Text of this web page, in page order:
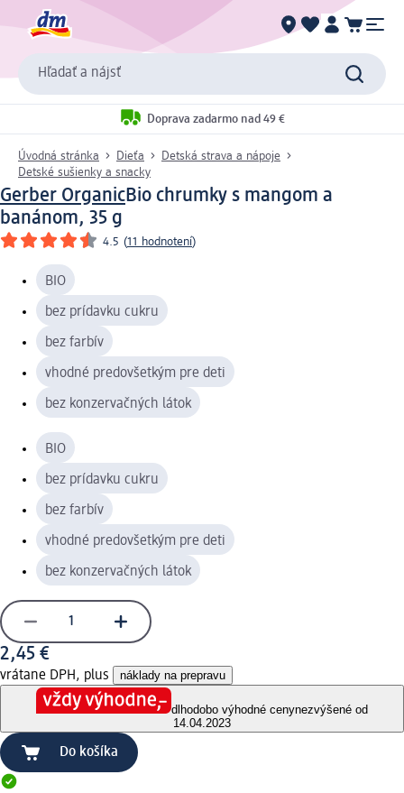
Hľadať a nájsť
Doprava zadarmo nad 49 €
Úvodná stránka Dieťa
Detská strava a nápoje
Detské sušienky a snacky
Gerber OrganicBio chrumky s mangom a
banánom, 35 g
4.5 (11 hodnotení)
BIO
bez prídavku cukru
bez farbív
vhodné predovšetkým pre deti
bez konzervačných látok
BIO
bez prídavku cukru
bez farbív
vhodné predovšetkým pre deti
bez konzervačných látok
2,45 €
vrátane DPH, plus náklady na prepravu
dlhodobo výhodné cenynezvýšené od
14.04.2023
Do košíka